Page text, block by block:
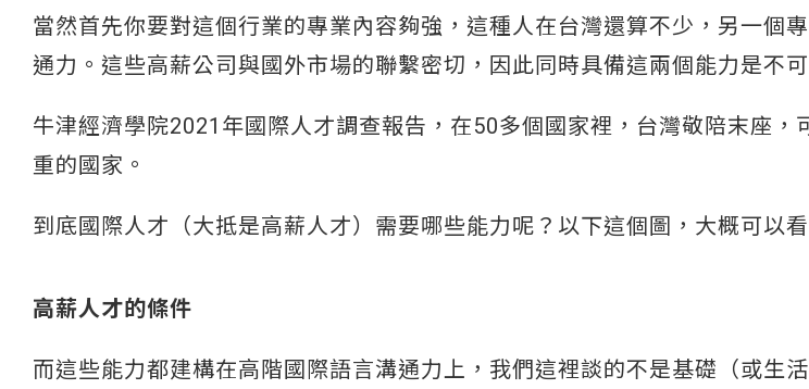
當然首先你要對這個行業的專業內容夠強，這種人在台灣還算不少，另一個
通力。這些高薪公司與國外市場的聯繫密切，因此同時具備這兩個能力是不可
牛津經濟學院2021年國際人才調查報告，在50多個國家裡，台灣敬陪末座，
重的國家。
到底國際人才（大抵是高薪人才）需要哪些能力呢？以下這個圖，大概可以看
高薪人才的條件
而這些能力都建構在高階國際語言溝通力上，我們這裡談的不是基礎（或生